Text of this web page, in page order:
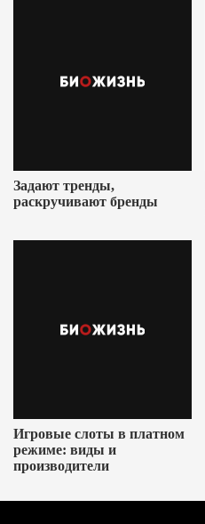
Задают тренды,
раскручивают бренды
Игровые слоты в платном
режиме: виды и
производители